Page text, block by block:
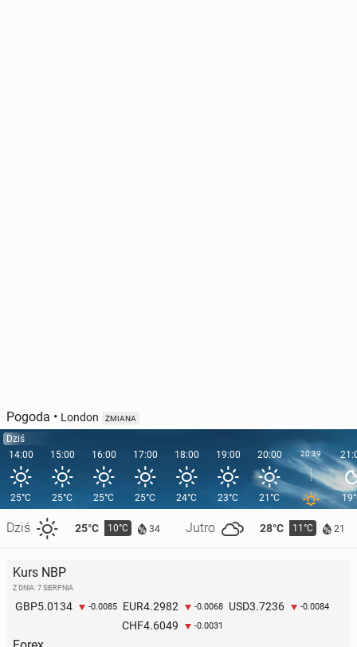
Pogoda • London ZMIANA
Dziś
14:00
25°C
Dziś 25°C 10°C 34 Jutro 28°C 11°C 21
15:00
25°C
16:00
25°C
17:00
25°C
18:00
24°C
19:00
23°C
20:00
21°C
20:39
Kurs NBP
Z DNIA: 7 SIERPNIA
GBP5.0134 -0.0085 EUR4.2982 -0.0068 USD3.7236 -0.0084
CHF4.6049 -0.0031